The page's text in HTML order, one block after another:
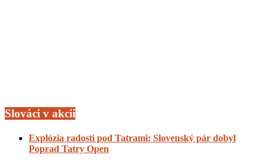
Slováci v akcii
Explózia radosti pod Tatrami: Slovenský pár dobyl
Poprad Tatry Open